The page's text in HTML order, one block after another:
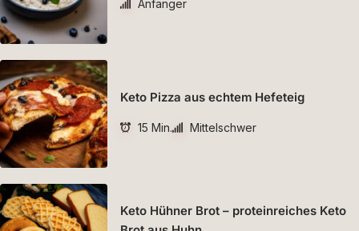
Anfänger
Keto Pizza aus echtem Hefeteig
15 Min. Mittelschwer
Keto Hühner Brot – proteinreiches Keto